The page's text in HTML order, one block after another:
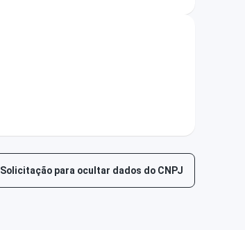
Solicitação para ocultar dados do CNPJ